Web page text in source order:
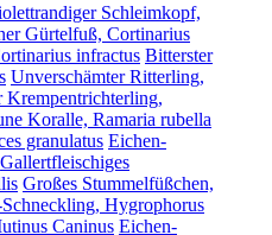
Schleimkopf,
Gürtelfuß, Cortinarius
infractus Bitterster
Unverschämter Ritterling,
Krempentrichterling,
Koralle, Ramaria rubella
granulatus Eichen-
Gallertfleischiges
Großes Stummelfüßchen,
Hygrophorus
Caninus Eichen-